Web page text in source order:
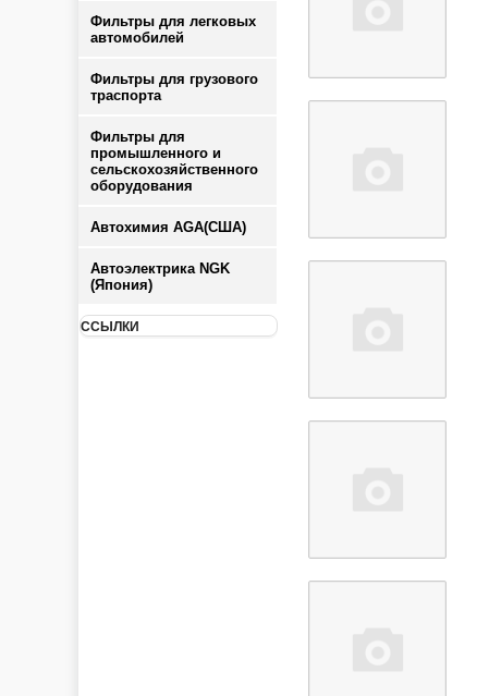
Фильтры для легковых
автомобилей
Фильтры для грузового
траспорта
Фильтры для
промышленного и
сельскохозяйственного
оборудования
Автохимия AGA(США)
Автоэлектрика NGK
(Япония)
ССЫЛКИ